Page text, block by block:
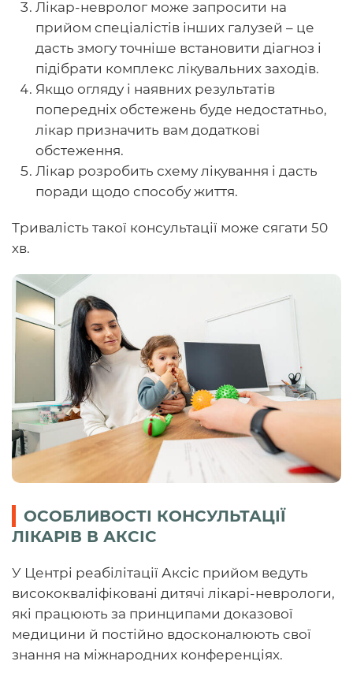
Лікар-невролог може запросити на
прийом спеціалістів інших галузей – це
дасть змогу точніше встановити діагноз і
підібрати комплекс лікувальних заходів.
Якщо огляду і наявних результатів
попередніх обстежень буде недостатньо,
лікар призначить вам додаткові
обстеження.
Лікар розробить схему лікування і дасть
поради щодо способу життя.
Тривалість такої консультації може сягати 50
хв.
ОСОБЛИВОСТІ КОНСУЛЬТАЦІЇ
ЛІКАРІВ В АКСІС
У Центрі реабілітації Аксіс прийом ведуть
висококваліфіковані дитячі лікарі-неврологи,
які працюють за принципами доказової
медицини й постійно вдосконалюють свої
знання на міжнародних конференціях.